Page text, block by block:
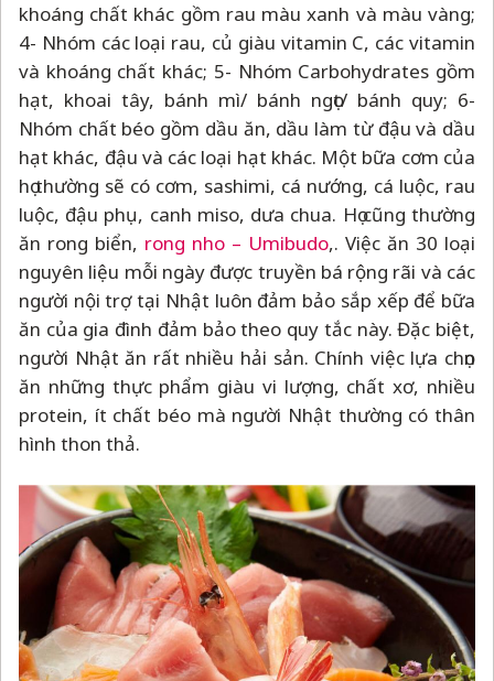
khoáng chất khác gồm rau màu xanh và màu vàng;
4- Nhóm các loại rau, củ giàu vitamin C, các vitamin
và khoáng chất khác; 5- Nhóm Carbohydrates gồm
hạt, khoai tây, bánh mì/ bánh ngọt/ bánh quy; 6-
Nhóm chất béo gồm dầu ăn, dầu làm từ đậu và dầu
hạt khác, đậu và các loại hạt khác. Một bữa cơm của
họ thường sẽ có cơm, sashimi, cá nướng, cá luộc, rau
luộc, đậu phụ, canh miso, dưa chua. Họ cũng thường
ăn rong biển, rong nho – Umibudo,. Việc ăn 30 loại
nguyên liệu mỗi ngày được truyền bá rộng rãi và các
người nội trợ tại Nhật luôn đảm bảo sắp xếp để bữa
ăn của gia đình đảm bảo theo quy tắc này. Đặc biệt,
người Nhật ăn rất nhiều hải sản. Chính việc lựa chọn
ăn những thực phẩm giàu vi lượng, chất xơ, nhiều
protein, ít chất béo mà người Nhật thường có thân
hình thon thả.